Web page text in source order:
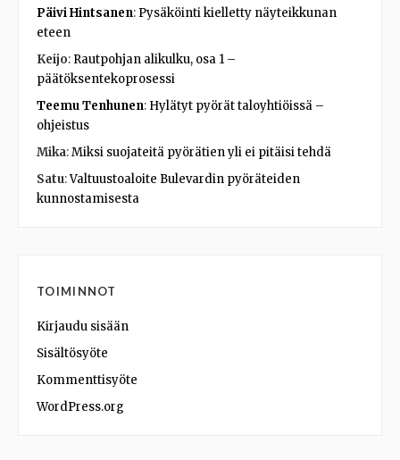
Päivi Hintsanen: Pysäköinti kielletty näyteikkunan
eteen
Keijo: Rautpohjan alikulku, osa 1 –
päätöksentekoprosessi
Teemu Tenhunen: Hylätyt pyörät taloyhtiöissä –
ohjeistus
Mika:Miksi suojateitä pyörätien yli ei pitäisi tehdä
Satu:Valtuustoaloite Bulevardin pyöräteiden
kunnostamisesta
TOIMINNOT
Kirjaudu sisään
Sisältösyöte
Kommenttisyöte
WordPress.org